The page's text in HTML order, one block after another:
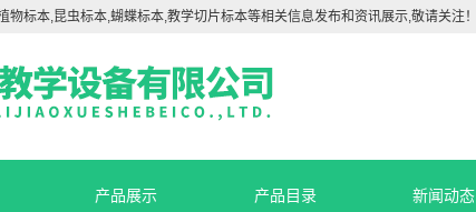
标本,昆虫标本,蝴蝶标本,教学切片标本等相关信息发布和资讯展示,敬请关注！
产品展示 产品目录 新闻动态